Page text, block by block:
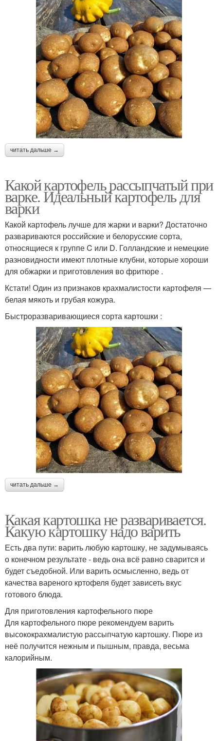
читать дальше →
Какой картофель рассыпчатый при
варке. Идеальный картофель для
варки
Какой картофель лучше для жарки и варки? Достаточно
развариваются российские и белорусские сорта,
относящиеся к группе C или D. Голландские и немецкие
разновидности имеют плотные клубни, которые хороши
для обжарки и приготовления во фритюре .
Кстати! Один из признаков крахмалистости картофеля —
белая мякоть и грубая кожура.
Быстроразваривающиеся сорта картошки :
читать дальше →
Какая картошка не разваривается.
Какую картошку надо варить
Есть два пути: варить любую картошку, не задумываясь
о конечном результате - ведь она всё равно сварится и
будет съедобной. Или варить осмысленно, ведь от
качества вареного кртофеля будет зависеть вкус
готового блюда.
Для приготовления картофельного пюре
Для картофельного пюре рекомендуем варить
высококрахмалистую рассыпчатую картошку. Пюре из
неё получится нежным и пышным, правда, весьма
калорийным.